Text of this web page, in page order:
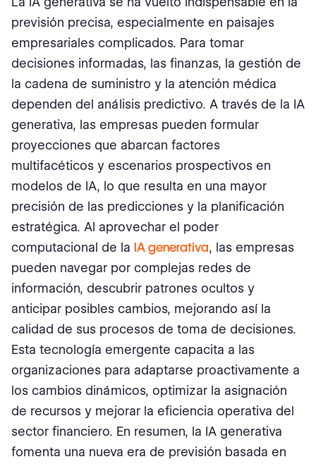
previsión precisa, especialmente en paisajes
empresariales complicados. Para tomar
decisiones informadas, las finanzas, la gestión de
la cadena de suministro y la atención médica
dependen del análisis predictivo. A través de la IA
generativa, las empresas pueden formular
proyecciones que abarcan factores
multifacéticos y escenarios prospectivos en
modelos de IA, lo que resulta en una mayor
precisión de las predicciones y la planificación
estratégica. Al aprovechar el poder
computacional de la IA generativa, las empresas
pueden navegar por complejas redes de
información, descubrir patrones ocultos y
anticipar posibles cambios, mejorando así la
calidad de sus procesos de toma de decisiones.
Esta tecnología emergente capacita a las
organizaciones para adaptarse proactivamente a
los cambios dinámicos, optimizar la asignación
de recursos y mejorar la eficiencia operativa del
sector financiero. En resumen, la IA generativa
fomenta una nueva era de previsión basada en